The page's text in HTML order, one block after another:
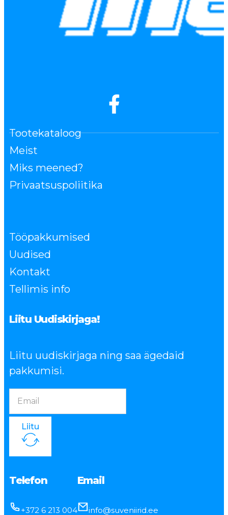
Tootekataloog
Meist
Miks meened?
Privaatsuspoliitika
Tööpakkumised
Uudised
Kontakt
Tellimis info
Liitu Uudiskirjaga!
Liitu uudiskirjaga ning saa ägedaid
pakkumisi.
Liitu
Telefon
+372 6 213 004
Email
info@suveniirid.ee